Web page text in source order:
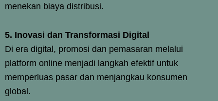
menekan biaya distribusi.
5. Inovasi dan Transformasi Digital
Di era digital, promosi dan pemasaran melalui
platform online menjadi langkah efektif untuk
memperluas pasar dan menjangkau konsumen
global.